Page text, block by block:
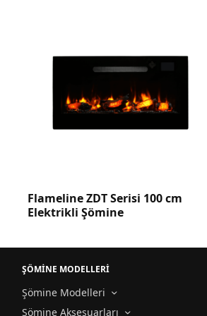
Flameline ZDT Serisi 240 cm
Elektrikli Şömine
ŞÖMİNE MODELLERİ
Şömine Modelleri
Şömine Aksesuarları